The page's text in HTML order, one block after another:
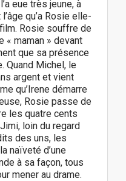
eue très jeune, à
qu’a Rosie elle-
Rosie souffre de
« maman » devant
que sa présence
Quand Michel, le
argent et vient
qu’Irene démarre
Rosie passe de
les quatre cents
loin du regard
des uns, les
naïveté d’une
à sa façon, tous
mener au drame.